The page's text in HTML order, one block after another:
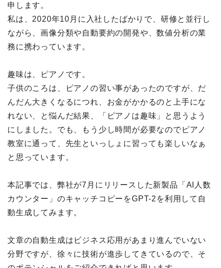
申します。
私は、2020年10月に入社したばかりで、研修と並行し
ながら、画像分類や自動要約の開発や、数値分析の業
務に携わっています。
趣味は、ピアノです。
子供のころは、ピアノの習い事があったのですが、だ
んだん大きくなるにつれ、お金がかかるのと上手にな
れない、と悩んだ結果、「ピアノは趣味」と思うよう
にしました。でも、もう少し時間が必要なのでピアノ
教室に通って、先生といっしょに習っても楽しいなぁ
と思っています。
本記事では、弊社が7月にリリースした新製品「AI人数
カウンター」のキャッチコピーをGPT-2を利用して自
動生成してみます。
文章の自動生成はビジネス応用があまり進んでいない
分野ですが、徐々に技術が進歩してきているので、そ